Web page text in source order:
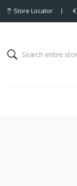
Store Locator €